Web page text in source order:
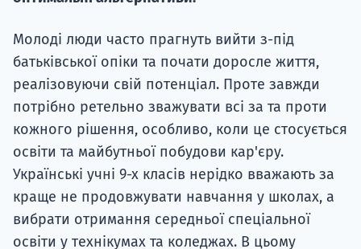
Молоді люди часто прагнуть вийти з-під
батьківської опіки та почати доросле життя,
реалізовуючи свій потенціал. Проте завжди
потрібно ретельно зважувати всі за та проти
кожного рішення, особливо, коли це стосується
освіти та майбутньої побудови кар'єру.
Українські учні 9-х класів нерідко вважають за
краще не продовжувати навчання у школах, а
вибрати отримання середньої спеціальної
освіти у технікумах та коледжах. В цьому